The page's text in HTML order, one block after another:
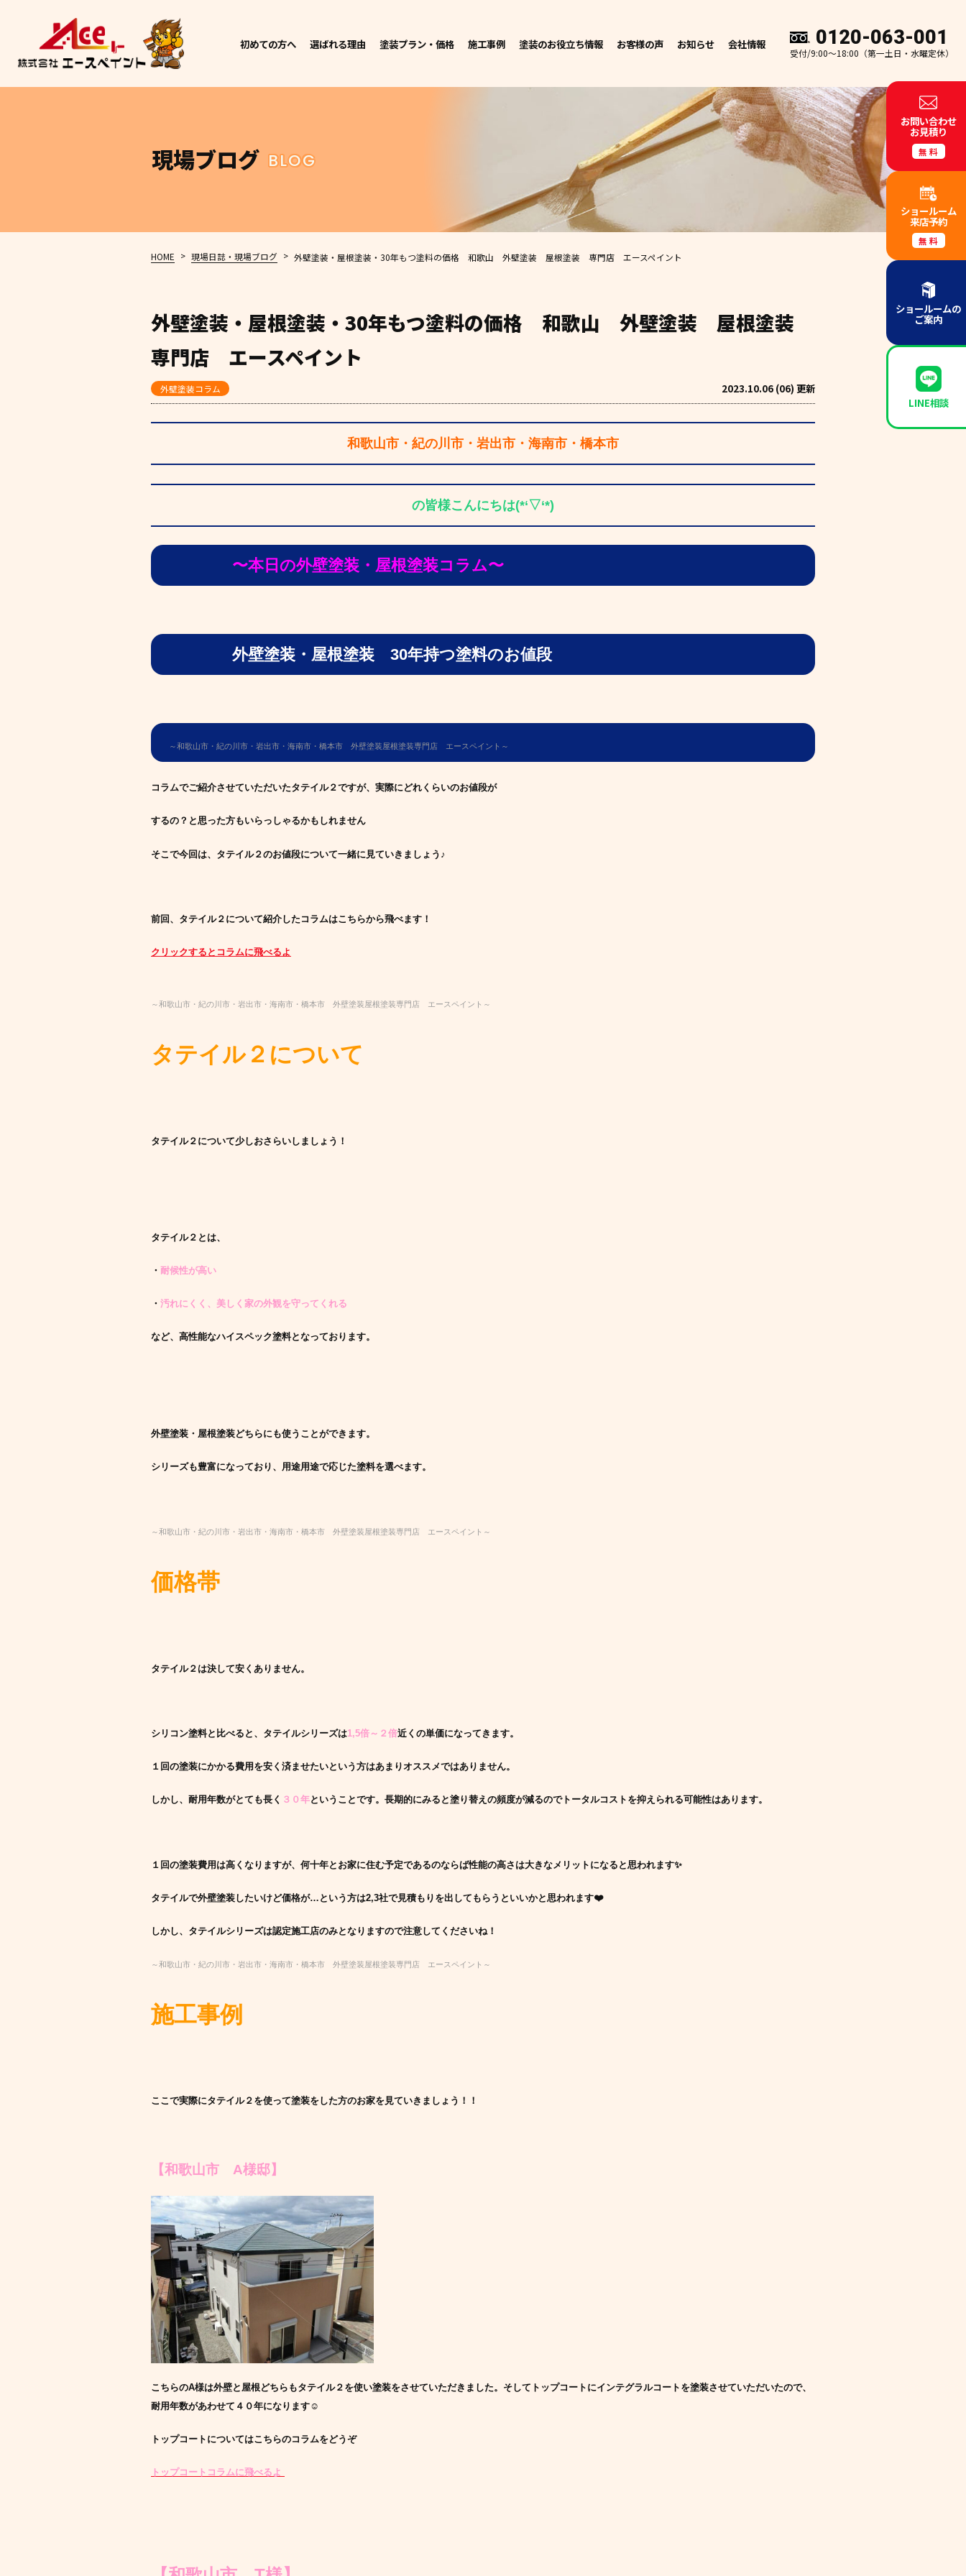
初めての方へ 選ばれる理由 塗装プラン・価格 施工事例 塗装のお役立ち情報 お客様の声 お知らせ 会社情報 0120-063-001
受付/9:00～18:00（第一土日・水曜定休）
現場ブログ BLOG
HOME > 現場日誌・現場ブログ > 外壁塗装・屋根塗装・30年もつ塗料の価格 和歌山 外壁塗装 屋根塗装 専門店 エースペイント
外壁塗装・屋根塗装・30年もつ塗料の価格 和歌山 外壁塗装 屋根塗装
専門店 エースペイント
外壁塗装コラム 2023.10.06 (06) 更新
和歌山市・紀の川市・岩出市・海南市・橋本市
の皆様こんにちは(*‘▽‘*)
〜本日の外壁塗装・屋根塗装コラム〜
外壁塗装・屋根塗装 30年持つ塗料のお値段
～和歌山市・紀の川市・岩出市・海南市・橋本市 外壁塗装屋根塗装専門店 エースペイント～
コラムでご紹介させていただいたタテイル２ですが、実際にどれくらいのお値段が
するの？と思った方もいらっしゃるかもしれません
そこで今回は、タテイル２のお値段について一緒に見ていきましょう♪
前回、タテイル２について紹介したコラムはこちらから飛べます！
クリックするとコラムに飛べるよ
～和歌山市・紀の川市・岩出市・海南市・橋本市 外壁塗装屋根塗装専門店 エースペイント～
タテイル２について
タテイル２について少しおさらいしましょう！
タテイル２とは、
・ 耐候性が高い
・ 汚れにくく、美しく家の外観を守ってくれる
など、高性能なハイスペック塗料となっております。
外壁塗装・屋根塗装どちらにも使うことができます。
シリーズも豊富になっており、用途用途で応じた塗料を選べます。
～和歌山市・紀の川市・岩出市・海南市・橋本市 外壁塗装屋根塗装専門店 エースペイント～
価格帯
タテイル２は決して安くありません。
シリコン塗料と比べると、タテイルシリーズは1,5倍～２倍近くの単価になってきます。
１回の塗装にかかる費用を安く済ませたいという方はあまりオススメではありません。
しかし、耐用年数がとても長く ３０年ということです。長期的にみると塗り替えの頻度が減るのでトータルコストを抑えられる可能性はあります。
１回の塗装費用は高くなりますが、何十年とお家に住む予定であるのならば性能の高さは大きなメリットになると思われます✨
タテイルで外壁塗装したいけど価格が…という方は2,3社で見積もりを出してもらうといいかと思われます❤️‍
しかし、タテイルシリーズは認定施工店のみとなりますので注意してくださいね！
～和歌山市・紀の川市・岩出市・海南市・橋本市 外壁塗装屋根塗装専門店 エースペイント～
施工事例
ここで実際にタテイル２を使って塗装をした方のお家を見ていきましょう！！
【和歌山市 A様邸】
こちらのA様は外壁と屋根どちらもタテイル２を使い塗装をさせていただきました。そしてトップコートにインテグラルコートを塗装させていただいたので、
耐用年数があわせて４０年になります☺️
トップコートについてはこちらのコラムをどうぞ
トップコートコラムに飛べるよ ️
お問い合わせ
お見積り
無料
ショールーム
来店予約
無料
ショールームの
ご案内
LINE相談